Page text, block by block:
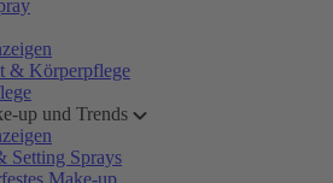
& Körperpflege
up und Trends
Setting Sprays
Make-up